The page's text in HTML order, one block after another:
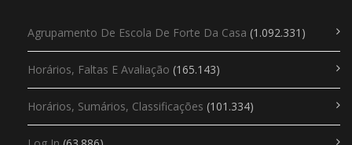
Agrupamento De Escola De Forte Da Casa (1.092.331)
Horários, Faltas E Avaliação (165.143)
Horários, Sumários, Classificações (101.334)